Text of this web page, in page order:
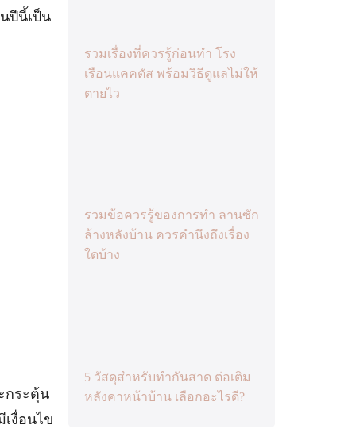
ปีนี้เป็น
กระตุ้น
งื่อนไข
รวมเรื่องที่ควรรู้ก่อนทำ โรง
เรือนแคคตัส พร้อมวิธีดูแลไม่ให้
ตายไว
รวมข้อควรรู้ของการทำ ลานซัก
ล้างหลังบ้าน ควรคำนึงถึงเรื่อง
ใดบ้าง
5 วัสดุสำหรับทำกันสาด ต่อเติม
หลังคาหน้าบ้าน เลือกอะไรดี?